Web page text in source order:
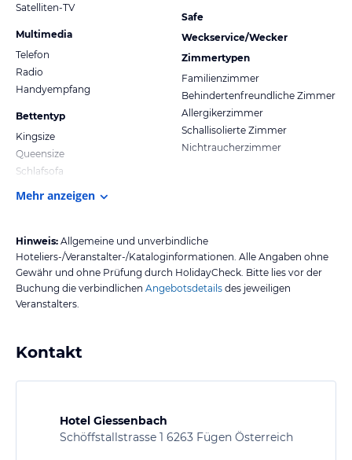
Satelliten-TV
Multimedia
Telefon
Radio
Handyempfang
Bettentyp
Kingsize
Queensize
Schlafsofa
Safe
Weckservice/Wecker
Zimmertypen
Familienzimmer
Behindertenfreundliche Zimmer
Allergikerzimmer
Schallisolierte Zimmer
Nichtraucherzimmer
Mehr anzeigen
Hinweis: Allgemeine und unverbindliche
Hoteliers-/Veranstalter-/Kataloginformationen. Alle Angaben ohne
Gewähr und ohne Prüfung durch HolidayCheck. Bitte lies vor der
Buchung die verbindlichen Angebotsdetails des jeweiligen
Veranstalters.
Kontakt
Hotel Giessenbach
Schöffstallstrasse 1 6263 Fügen Österreich